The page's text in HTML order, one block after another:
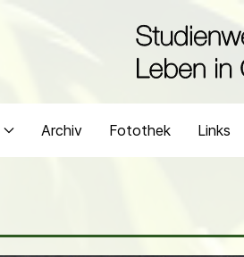
Archiv Fotothek Links